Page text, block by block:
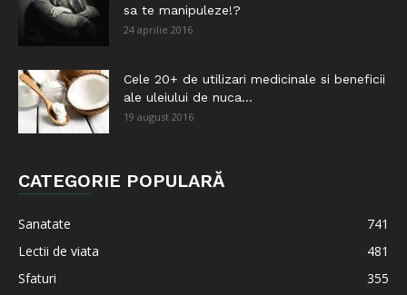
sa te manipuleze!?
24 aprilie 2016
Cele 20+ de utilizari medicinale si beneficii
ale uleiului de nuca...
19 august 2016
CATEGORIE POPULARĂ
Sanatate
741
Lectii de viata
481
Sfaturi
355